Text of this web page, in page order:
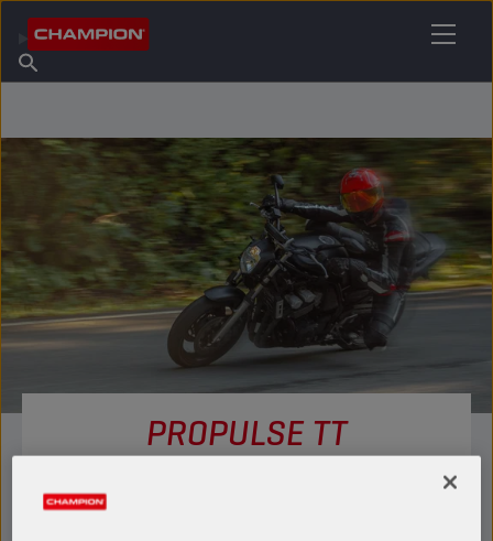
O firmie Champion
Znajdź punkt sprzedaży
PROPULSE TT
Linia stworzona dla motocyklistów, którzy chcą